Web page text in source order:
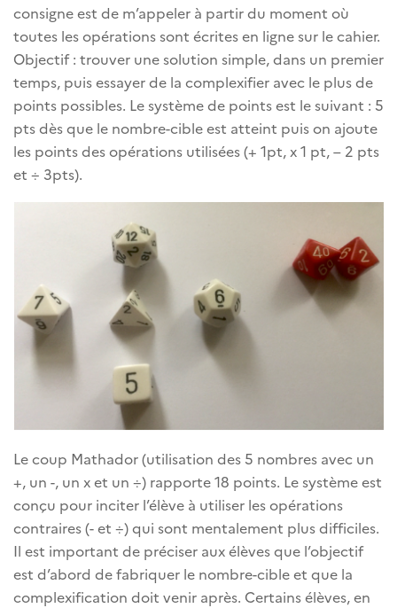
consigne est de m’appeler à partir du moment où
toutes les opérations sont écrites en ligne sur le cahier.
Objectif : trouver une solution simple, dans un premier
temps, puis essayer de la complexifier avec le plus de
points possibles. Le système de points est le suivant : 5
pts dès que le nombre-cible est atteint puis on ajoute
les points des opérations utilisées (+ 1pt, x 1 pt, – 2 pts
et ÷ 3pts).
Le coup Mathador (utilisation des 5 nombres avec un
+, un -, un x et un ÷) rapporte 18 points. Le système est
conçu pour inciter l’élève à utiliser les opérations
contraires (- et ÷) qui sont mentalement plus difficiles.
Il est important de préciser aux élèves que l’objectif
est d’abord de fabriquer le nombre-cible et que la
complexification doit venir après. Certains élèves, en